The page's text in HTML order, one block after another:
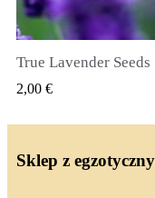
True Lavender Seeds
2,00 €
Sklep z